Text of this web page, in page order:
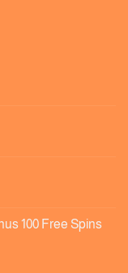
100 Free Spins